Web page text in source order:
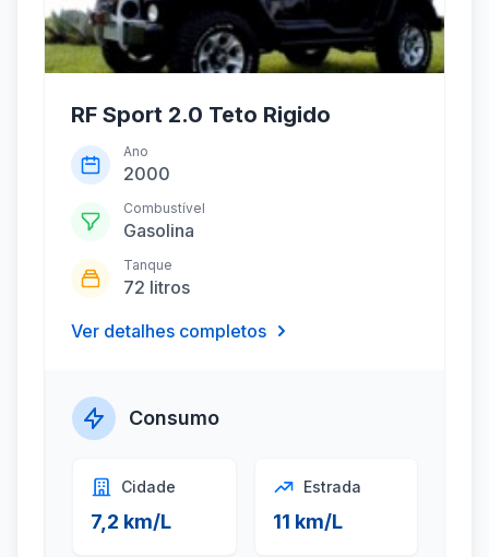
RF Sport 2.0 Teto Rigido
Ano
2000
Combustível
Gasolina
Tanque
72 litros
Ver detalhes completos
Consumo
Cidade
7,2 km/L
Estrada
11 km/L